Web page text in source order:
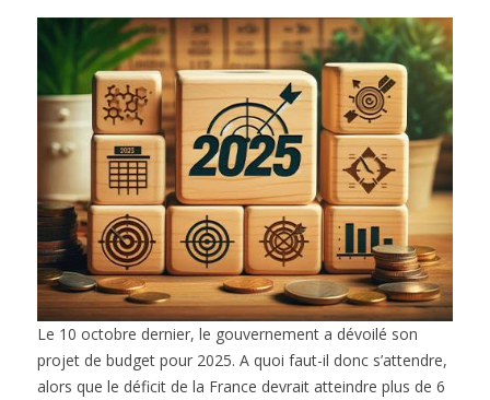
Le 10 octobre dernier, le gouvernement a dévoilé son
projet de budget pour 2025. A quoi faut-il donc s’attendre,
alors que le déficit de la France devrait atteindre plus de 6